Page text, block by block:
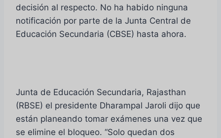
decisión al respecto. No ha habido ninguna
notificación por parte de la Junta Central de
Educación Secundaria (CBSE) hasta ahora.
Junta de Educación Secundaria, Rajasthan
(RBSE) el presidente Dharampal Jaroli dijo que
están planeando tomar exámenes una vez que
se elimine el bloqueo. “Solo quedan dos